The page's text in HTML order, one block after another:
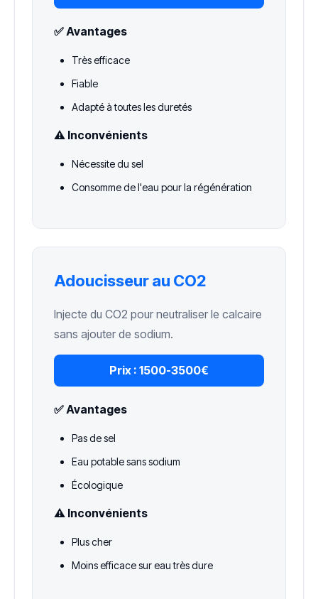
✅ Avantages
Très efficace
Fiable
Adapté à toutes les duretés
⚠️ Inconvénients
Nécessite du sel
Consomme de l'eau pour la régénération
Adoucisseur au CO2
Injecte du CO2 pour neutraliser le calcaire
sans ajouter de sodium.
Prix : 1500-3500€
✅ Avantages
Pas de sel
Eau potable sans sodium
Écologique
⚠️ Inconvénients
Plus cher
Moins efficace sur eau très dure